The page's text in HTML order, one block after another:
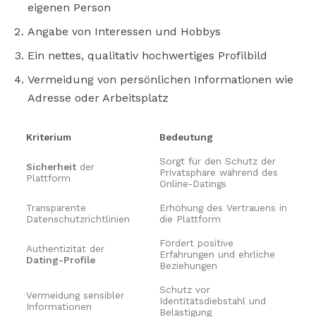
eigenen Person
Angabe von Interessen und Hobbys
Ein nettes, qualitativ hochwertiges Profilbild
Vermeidung von persönlichen Informationen wie
Adresse oder Arbeitsplatz
Kriterium Bedeutung
Sicherheit der
Plattform
Sorgt für den Schutz der
Privatsphäre während des
Online-Datings
Transparente
Datenschutzrichtlinien
Erhöhung des Vertrauens in
die Plattform
Authentizität der
Dating-Profile
Fördert positive
Erfahrungen und ehrliche
Beziehungen
Vermeidung sensibler
Informationen
Schutz vor
Identitätsdiebstahl und
Belästigung